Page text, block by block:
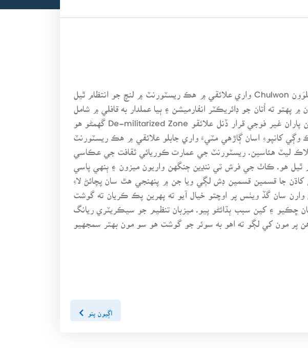
اسان جو قافلو سيئول شهر مان نڪري گئنگ وَون Gangwon صوبي ڏانهن روانو ٿيو جتي چُلوَون Chulwon واري علائقي ۾ هڪ ريسٽورنٽ ۾ لنچ جو انتظام ٿيل
ته اُتان جو ڊائريڪٽر انفارميشن ۽ ٻيا عملدار به قافلي ۾ شامل
ٿي ويا. اسان جو سفر اُتر ڏانهن هو ڇوته پروگرام موجب ڪوريائي جنگ کانپوءِ ٻنهي ڪوريائن پاران غير فوجي قرار ڏنل علائقو De-militarized Zone گهمڻو هو
کانپوءِ اسان ڳاڙهي مٽيءَ واري جابلو علائقي ۾ هڪ ريسٽورنٽ
ليٽ هئاسين. ريسٽورنٽ جي عمارت ڪوريائي ثقافت جي عڪاسي
هو. ڪاٺ جي فرش تي ننڍين ڄنگهن واريون ميزون ۽ ٻنهي پاسي
جا قسمين قسمين ڊش لڳي ويا جن ۾ پنهنجي هٿ سان پچائڻ لاءِ
سان گڏ ويٺس پر اوچتو خيال آيو ته پهرين پڪ ڪريان ته گوشت
ڇڪيو ۽ کين سبب ٻڌائڻو پيو. ميزبان تنظيم جو سيڪريٽري ريانگ
پر مون کي لڳو ته اهو به سوئر جو گوشت هو سو مون بهتر سمجهيو
اڳيون پنو